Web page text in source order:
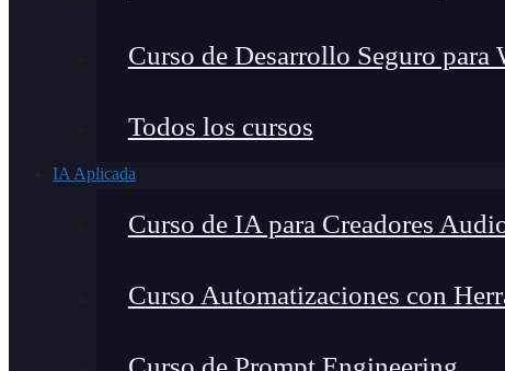
Curso de Desarrollo Seguro para
Todos los cursos
IA Aplicada
Curso de IA para Creadores
Curso Automatizaciones con